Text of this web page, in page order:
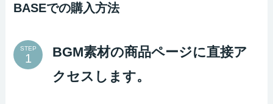
BASEでの購入方法
STEP
BGM素材の商品ページに直接ア
クセスします。